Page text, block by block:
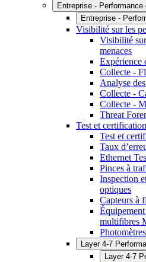
Entreprise -
Entreprise -
Visibilité sur les
Visibilité
menaces
Expérience
Collecte -
Analyse
Collecte -
Collecte -
Threat
Test et certification
Test et
Taux
Ethernet
Pinces à
Inspection
optiques
Capteurs à
multifibres
Photomètres
Layer 4-7
Layer 4-7